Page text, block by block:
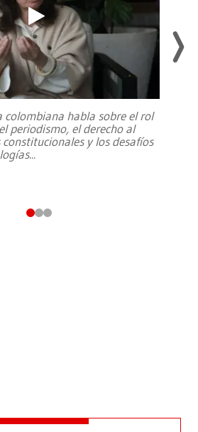
colombiana habla sobre el rol
periodismo, el derecho al
y los desafíos
...